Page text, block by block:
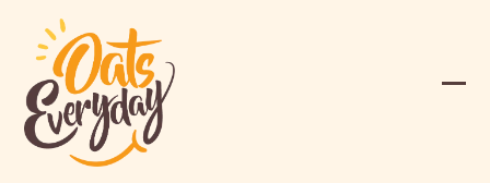
content